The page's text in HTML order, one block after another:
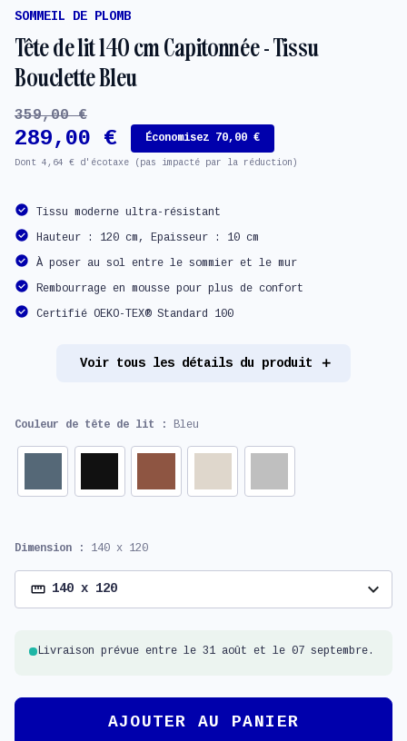
SOMMEIL DE PLOMB
Tête de lit 140 cm Capitonnée - Tissu
Bouclette Bleu
359,00 €
289,00 € Économisez 70,00 €
Dont 4,64 € d'écotaxe (pas impacté par la réduction)
Tissu moderne ultra-résistant
Hauteur : 120 cm, Epaisseur : 10 cm
À poser au sol entre le sommier et le mur
Rembourrage en mousse pour plus de confort
Certifié OEKO-TEX® Standard 100
Voir tous les détails du produit
Couleur de tête de lit : Bleu
Dimension : 140 x 120
140 x 120 expand_more
Livraison prévue entre le 31 août et le 07 septembre.
AJOUTER AU PANIER